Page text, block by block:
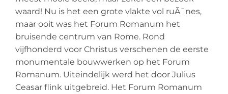
waard! Nu is het een grote vlakte vol ruÃ¯nes,
maar ooit was het Forum Romanum het
bruisende centrum van Rome. Rond
vijfhonderd voor Christus verschenen de eerste
monumentale bouwwerken op het Forum
Romanum. Uiteindelijk werd het door Julius
Ceasar flink uitgebreid. Het Forum Romanum